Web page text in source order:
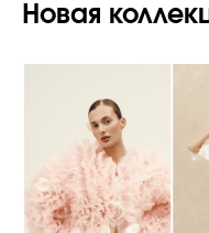
Новая